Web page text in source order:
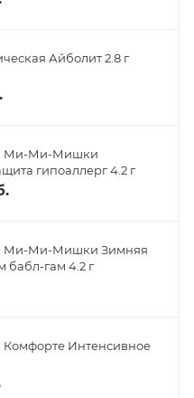
Айболит 2.8 г
Ми-Ми-Мишки
гипоаллерг 4.2 г
Ми-Ми-Мишки Зимняя
бабл-гам 4.2 г
Комфорте Интенсивное